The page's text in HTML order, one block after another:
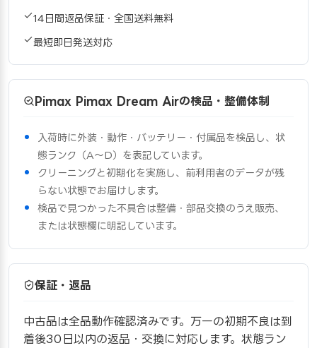
14日間返品保証・全国送料無料
最短即日発送対応
Pimax Pimax Dream Airの検品・整備体制
入荷時に外装・動作・バッテリー・付属品を検品し、状
態ランク（A〜D）を表記しています。
クリーニングと初期化を実施し、前利用者のデータが残
らない状態でお届けします。
検品で見つかった不具合は整備・部品交換のうえ販売、
または状態欄に明記しています。
保証・返品
中古品は全品動作確認済みです。万一の初期不良は到
着後30日以内の返品・交換に対応します。状態ラン